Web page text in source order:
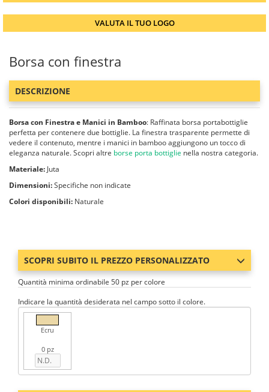
VALUTA IL TUO LOGO
Borsa con finestra
DESCRIZIONE
Borsa con Finestra e Manici in Bamboo: Raffinata borsa portabottiglie
perfetta per contenere due bottiglie. La finestra trasparente permette di
vedere il contenuto, mentre i manici in bamboo aggiungono un tocco di
eleganza naturale. Scopri altre borse porta bottiglie nella nostra categoria.
Materiale: Juta
Dimensioni:Specifiche non indicate
Colori disponibili: Naturale
SCOPRI SUBITO IL PREZZO PERSONALIZZATO
Quantità minima ordinabile 50 pz per colore
Indicare la quantità desiderata nel campo sotto il colore.
Ecru
0 pz